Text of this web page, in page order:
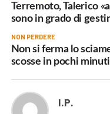
Terremoto, Talerico
sono in grado di
NON PERDERE
Non si ferma lo
scosse in pochi
I.P.